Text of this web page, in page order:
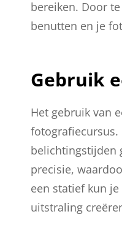
bereiken. Door
benutten en je
Gebruik
Het gebruik van
fotografiecursus.
belichtingstijden
precisie,
een statief kun
uitstraling